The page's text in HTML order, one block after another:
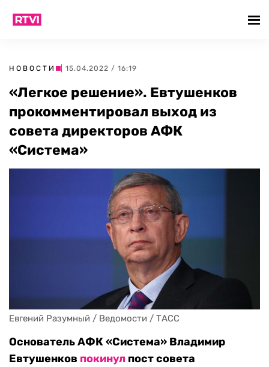
НОВОСТИ | 15.04.2022 / 16:19
«Легкое решение». Евтушенков
прокомментировал выход из
совета директоров АФК
«Система»
Евгений Разумный / Ведомости / ТАСС
Основатель АФК «Система» Владимир
Евтушенков покинул пост совета